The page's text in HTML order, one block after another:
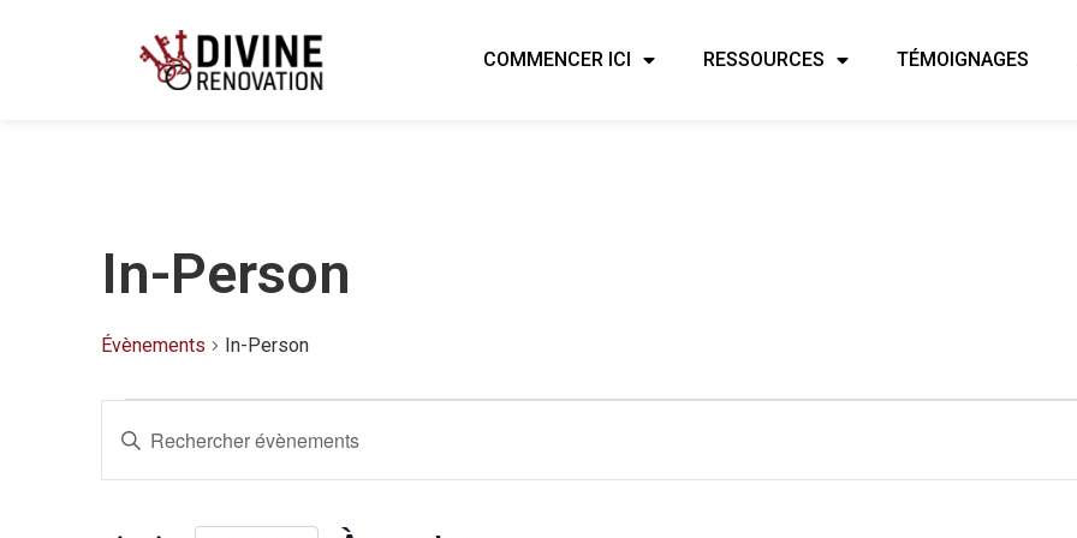
COMMENCER ICI RESSOURCES TÉMOIGNAGES
In-Person
Évènements In-Person
Recherche
et
mot-
Rechercher